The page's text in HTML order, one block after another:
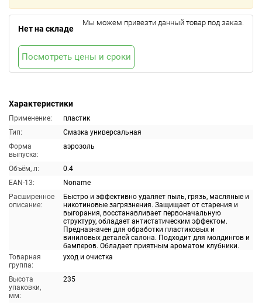
Характеристики
Применение:
пластик
Тип:
Смазка универсальная
Форма
выпуска:
аэрозоль
Объём, л:
0.4
EAN-13:
Noname
Расширенное
описание:
Быстро и эффективно удаляет пыль, грязь, масляные и
никотиновые загрязнения. Защищает от старения и
выгорания, восстанавливает первоначальную
структуру, обладает антистатическим эффектом.
Предназначен для обработки пластиковых и
виниловых деталей салона. Подходит для молдингов и
бамперов. Обладает приятным ароматом клубники.
Товарная
группа:
уход и очистка
Высота
упаковки,
мм:
235
Нет на складе
Мы можем привезти данный товар под заказ.
Посмотреть цены и сроки